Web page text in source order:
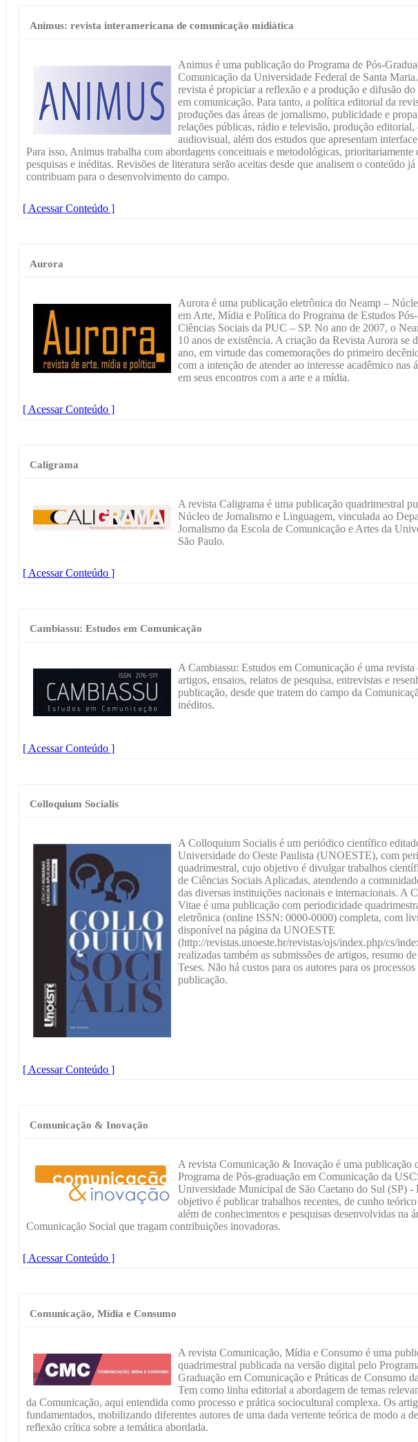
Animus: revista interamericana de comunicação midiática
Animus é uma publicação do Programa de Pós-
Comunicação da Universidade Federal de Santa
revista é propiciar a reflexão e a produção e difusão
em comunicação. Para tanto, a política editorial da
produções das áreas de jornalismo, publicidade e
relações públicas, rádio e televisão, produção editorial,
audiovisual, além dos estudos que apresentam
Para isso, Animus trabalha com abordagens conceituais e metodológicas, prioritariamente
pesquisas e inéditas. Revisões de literatura serão aceitas desde que analisem o conteúdo
contribuam para o desenvolvimento do campo.
[ Acessar Conteúdo ]
Aurora
Aurora é uma publicação eletrônica do Neamp –
em Arte, Mídia e Política do Programa de Estudos
Ciências Sociais da PUC – SP. No ano de 2007, o
10 anos de existência. A criação da Revista Aurora se
ano, em virtude das comemorações do primeiro
com a intenção de atender ao interesse acadêmico nas
em seus encontros com a arte e a mídia.
[ Acessar Conteúdo ]
Caligrama
A revista Caligrama é uma publicação quadrimestral
Núcleo de Jornalismo e Linguagem, vinculada ao
Jornalismo da Escola de Comunicação e Artes da
São Paulo.
[ Acessar Conteúdo ]
Cambiassu: Estudos em Comunicação
A Cambiassu: Estudos em Comunicação é uma revista
artigos, ensaios, relatos de pesquisa, entrevistas e
publicação, desde que tratem do campo da
inéditos.
[ Acessar Conteúdo ]
Colloquium Socialis
A Colloquium Socialis é um periódico científico
Universidade do Oeste Paulista (UNOESTE), com
quadrimestral, cujo objetivo é divulgar trabalhos
de Ciências Sociais Aplicadas, atendendo a
das diversas instituições nacionais e internacionais. A
Vitae é uma publicação com periodicidade
eletrônica (online ISSN: 0000-0000) completa, com
disponível na página da UNOESTE
(http://revistas.unoeste.br/revistas/ojs/index.php/cs/
realizadas também as submissões de artigos, resumo
Teses. Não há custos para os autores para os
publicação.
[ Acessar Conteúdo ]
Comunicação & Inovação
A revista Comunicação & Inovação é uma publicação
Programa de Pós-graduação em Comunicação da
Universidade Municipal de São Caetano do Sul (SP) -
objetivo é publicar trabalhos recentes, de cunho
além de conhecimentos e pesquisas desenvolvidas na
Comunicação Social que tragam contribuições inovadoras.
[ Acessar Conteúdo ]
Comunicação, Mídia e Consumo
A revista Comunicação, Mídia e Consumo é uma
quadrimestral publicada na versão digital pelo
Graduação em Comunicação e Práticas de Consumo
Tem como linha editorial a abordagem de temas
da Comunicação, aqui entendida como processo e prática sociocultural complexa. Os
fundamentados, mobilizando diferentes autores de uma dada vertente teórica de modo a
reflexão crítica sobre a temática abordada.